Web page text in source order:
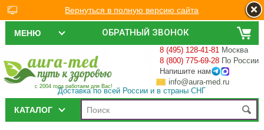
ОБРАТНЫЙ ЗВОНОК
МЕНЮ
с 2004 года работаем для Вас!
8 (495) 128-41-81 Москва
8 (800) 775-69-28 По России
Напишите нам
info@aura-med.ru
Доставка по всей России и в страны СНГ
КАТАЛОГ
Вернуться в полную версию сайта